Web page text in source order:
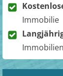
Immobilie